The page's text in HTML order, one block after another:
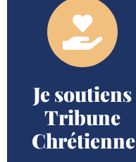
Je soutiens
Tribune
Chrétienne